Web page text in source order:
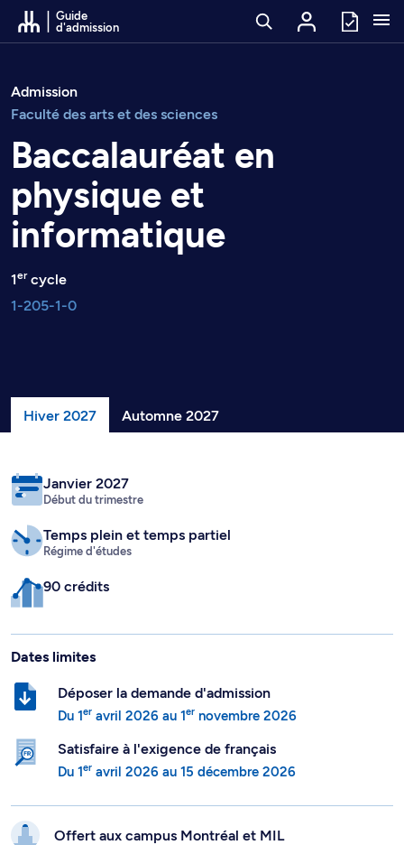
Passer au contenu
Guide
d'admission
Admission
Faculté des arts et des sciences
Baccalauréat en
physique et
informatique
1ercycle
1-205-1-0
Hiver 2027 Automne 2027
Janvier 2027
Début du trimestre
Temps plein et temps partiel
Régime d'études
90 crédits
Dates limites
Déposer la demande d'admission
Du 1er avril 2026 au 1er novembre 2026
Satisfaire à l'exigence de français
Du 1er avril 2026 au 15 décembre 2026
Offert aux campus Montréal et MIL